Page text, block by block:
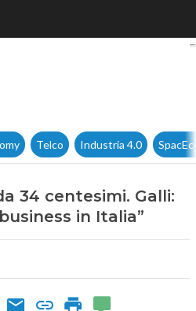
dividendo da 34
Telco Industria 4.0
34 centesimi. Galli:
in Italia”